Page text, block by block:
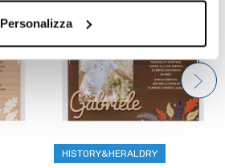
Personalizza
HISTORY&HERALDRY